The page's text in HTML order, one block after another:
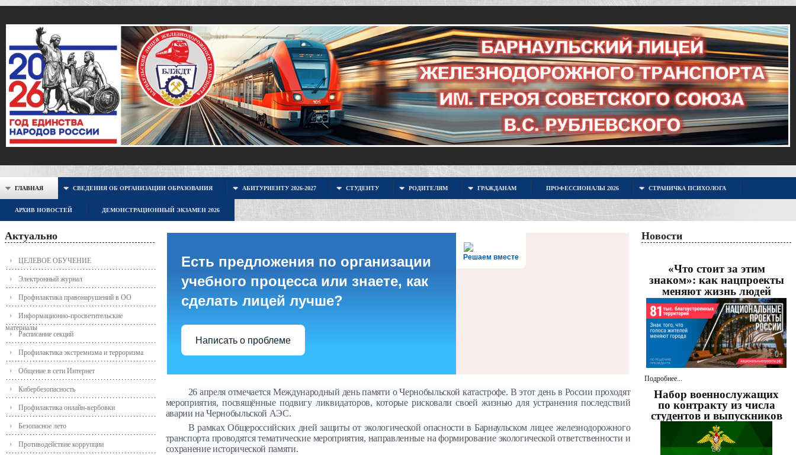
ГЛАВНАЯ СВЕДЕНИЯ ОБ ОРГАНИЗАЦИИ ОБРАЗОВАНИЯ АБИТУРИЕНТУ 2026-2027 СТУДЕНТУ РОДИТЕЛЯМ ГРАЖДАНАМ ПРОФЕССИОНАЛЫ 2026 СТРАНИЧКА ПСИХОЛОГА
АРХИВ НОВОСТЕЙ ДЕМОНСТРАЦИОННЫЙ ЭКЗАМЕН 2026
Актуально
ЦЕЛЕВОЕ ОБУЧЕНИЕ
Электронный журнал
Профилактика правонарушений в ОО
Информационно-просветительские
материалы
Расписание секций
Профилактика экстремизма и терроризма
Общение в сети Интернет
Кибербезопасность
Профилактика онлайн-вербовки
Безопасное лето
Противодействие коррупции
Решаем вместе
Есть предложения по организации
учебного процесса или знаете, как
сделать лицей лучше?
Написать о проблеме
26 апреля отмечается Международный день памяти о Чернобыльской катастрофе. В этот день в России проходят
мероприятия, посвящённые подвигу ликвидаторов, которые рисковали своей жизнью для устранения последствий
аварии на Чернобыльской АЭС.
В рамках Общероссийских дней защиты от экологической опасности в Барнаульском лицее железнодорожного
транспорта проводятся тематические мероприятия, направленные на формирование экологической ответственности и
сохранение исторической памяти.
Новости
«Что стоит за этим
знаком»: как нацпроекты
меняют жизнь людей
Подробнее...
Набор военнослужащих
по контракту из числа
студентов и выпускников